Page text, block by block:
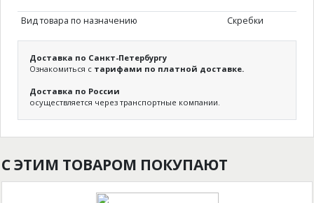
Вид товара по назначению Скребки
Доставка по Санкт-Петербургу
Ознакомиться с тарифами по платной доставке.
Доставка по России
осуществляется через транспортные компании.
С ЭТИМ ТОВАРОМ ПОКУПАЮТ